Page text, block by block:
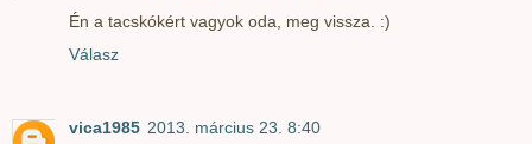
Én a tacskókért vagyok oda, meg vissza. :)
Válasz
vica1985 2013. március 23. 8:40